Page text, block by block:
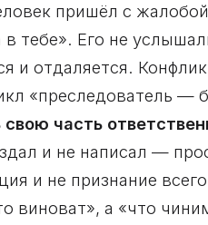
пришёл с
тебе». Его не
и отдаляется.
«преследователь —
часть
и не написал —
и не признание
виноват», а «что